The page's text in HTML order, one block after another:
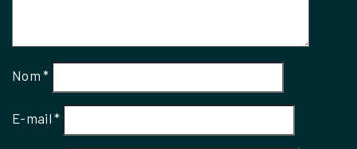
Nom*
E-mail*